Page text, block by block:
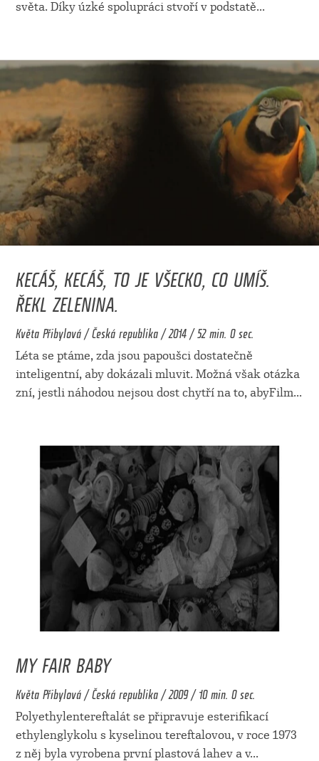
světa. Díky úzké spolupráci stvoří v podstatě...
KECÁŠ, KECÁŠ, TO JE VŠECKO, CO UMÍŠ.
ŘEKL ZELENINA.
Květa Přibylová / Česká republika / 2014 / 52 min. 0 sec.
Léta se ptáme, zda jsou papoušci dostatečně
inteligentní, aby dokázali mluvit. Možná však otázka
zní, jestli náhodou nejsou dost chytří na to, abyFilm...
MY FAIR BABY
Květa Přibylová / Česká republika / 2009 / 10 min. 0 sec.
Polyethylentereftalát se připravuje esterifikací
ethylenglykolu s kyselinou tereftalovou, v roce 1973
z něj byla vyrobena první plastová lahev a v...